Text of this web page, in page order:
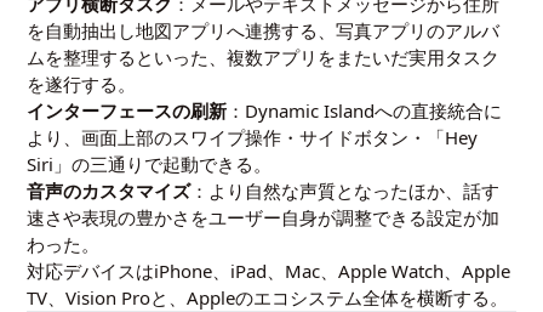
を自動抽出し地図アプリへ連携する、写真アプリのアルバ
ムを整理するといった、複数アプリをまたいだ実用タスク
を遂行する。
インターフェースの刷新 ：Dynamic Islandへの直接統合に
より、画面上部のスワイプ操作・サイドボタン・「Hey
Siri」の三通りで起動できる。
音声のカスタマイズ：より自然な声質となったほか、話す
速さや表現の豊かさをユーザー自身が調整できる設定が加
わった。
対応デバイスはiPhone、iPad、Mac、Apple Watch、Apple
TV、Vision Proと、Appleのエコシステム全体を横断する。